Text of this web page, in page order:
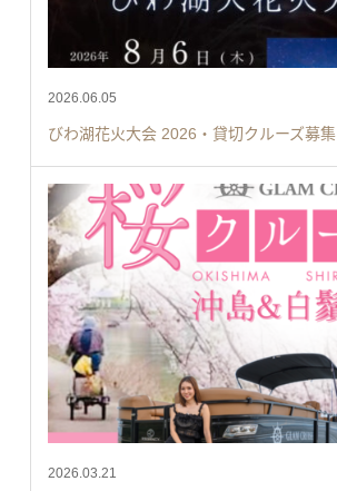
2026.06.05
びわ湖花火大会 2026・貸切クルーズ募集
2026.03.21